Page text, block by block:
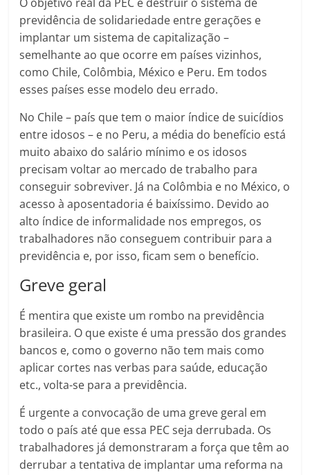
previdência de solidariedade entre gerações e
implantar um sistema de capitalização –
semelhante ao que ocorre em países vizinhos,
como Chile, Colômbia, México e Peru. Em todos
esses países esse modelo deu errado.
No Chile – país que tem o maior índice de suicídios
entre idosos – e no Peru, a média do benefício está
muito abaixo do salário mínimo e os idosos
precisam voltar ao mercado de trabalho para
conseguir sobreviver. Já na Colômbia e no México, o
acesso à aposentadoria é baixíssimo. Devido ao
alto índice de informalidade nos empregos, os
trabalhadores não conseguem contribuir para a
previdência e, por isso, ficam sem o benefício.
Greve geral
É mentira que existe um rombo na previdência
brasileira. O que existe é uma pressão dos grandes
bancos e, como o governo não tem mais como
aplicar cortes nas verbas para saúde, educação
etc., volta-se para a previdência.
É urgente a convocação de uma greve geral em
todo o país até que essa PEC seja derrubada. Os
trabalhadores já demonstraram a força que têm ao
derrubar a tentativa de implantar uma reforma na